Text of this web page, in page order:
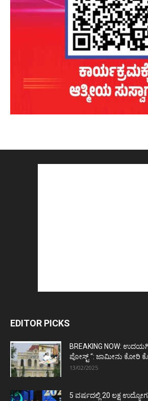
EDITOR PICKS
BREAKING NOW:
ಪೋಸ್ಟ್‌ “: ಜಾಮೀನು ಕೋರಿ
13/02/2025
5 ವರ್ಷದಲ್ಲಿ 20 ಲಕ್ಷ ಉದ್ಯೋಗ